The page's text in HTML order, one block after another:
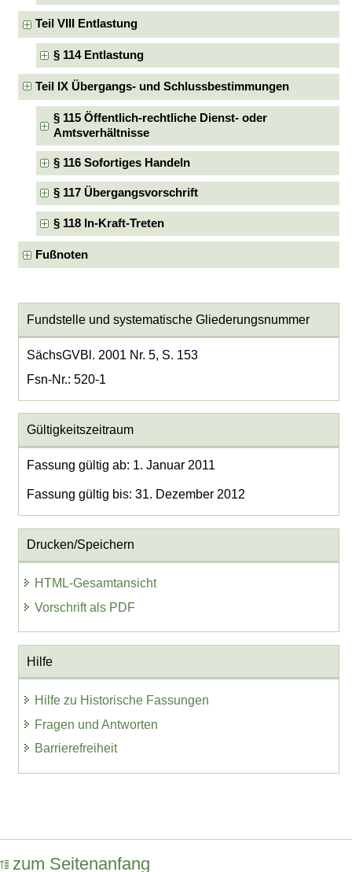
Teil VIII Entlastung
§ 114 Entlastung
Teil IX Übergangs- und Schlussbestimmungen
§ 115 Öffentlich-rechtliche Dienst- oder
Amtsverhältnisse
§ 116 Sofortiges Handeln
§ 117 Übergangsvorschrift
§ 118 In-Kraft-Treten
Fußnoten
Fundstelle und systematische Gliederungsnummer
SächsGVBl. 2001 Nr. 5, S. 153
Fsn-Nr.: 520-1
Gültigkeitszeitraum
Fassung gültig ab: 1. Januar 2011
Fassung gültig bis: 31. Dezember 2012
Drucken/Speichern
HTML-Gesamtansicht
Vorschrift als PDF
Hilfe
Hilfe zu Historische Fassungen
Fragen und Antworten
Barrierefreiheit
zum Seitenanfang